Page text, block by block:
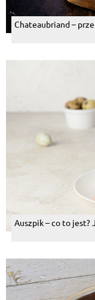
Chateaubriand –
Auszpik – co to jest?